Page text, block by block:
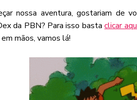
nossa aventura, gostariam de
da PBN? Para isso bastaclicar
mãos, vamos lá!